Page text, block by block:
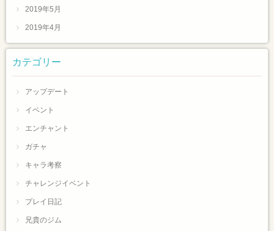
2019年5月
2019年4月
カテゴリー
アップデート
イベント
エンチャント
ガチャ
キャラ考察
チャレンジイベント
プレイ日記
兄貴のジム